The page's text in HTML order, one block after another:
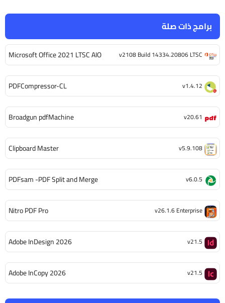
برامج ذات صلة
Microsoft Office 2021 LTSC AIO v2108 Build 14334.20806 LTSC
PDFCompressor-CL v1.4.12
Broadgun pdfMachine v20.61
Clipboard Master v5.9.108
PDFsam -PDF Split and Merge v6.0.5
Nitro PDF Pro v26.1.6 Enterprise
Adobe InDesign 2026 v21.5
Adobe InCopy 2026 v21.5